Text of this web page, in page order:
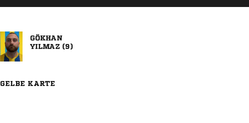

 
GELBE KARTE